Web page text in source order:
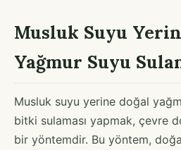
Musluk Suyu
Yağmur Suyu
Musluk suyu yerine doğal
bitki sulaması yapmak, çevre
bir yöntemdir. Bu yöntem,